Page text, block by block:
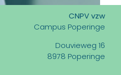
CNPV vzw
Campus Poperinge
Douvieweg 16
8978 Poperinge